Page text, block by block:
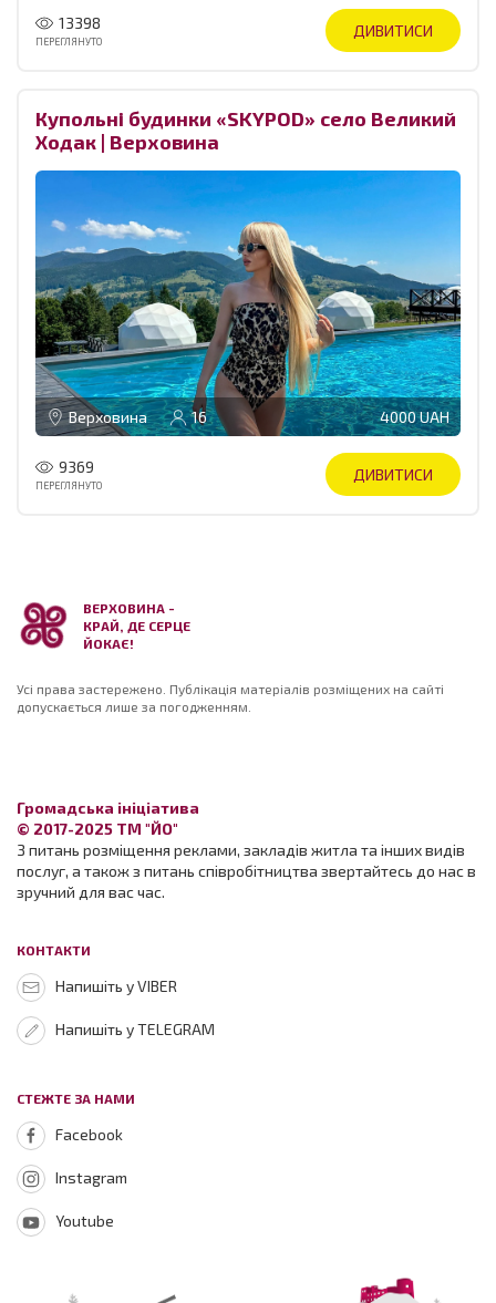
13398
ПЕРЕГЛЯНУТО
ДИВИТИСИ
Купольні будинки «SKYPOD» село Великий
Ходак | Верховина
Верховина 16 4000 UAH
9369
ПЕРЕГЛЯНУТО
ДИВИТИСИ
ВЕРХОВИНА -
КРАЙ, ДЕ СЕРЦЕ
ЙОКАЄ!
Усі права застережено. Публікація матеріалів розміщених на сайті
допускається лише за погодженням.
Громадська ініціатива
© 2017-2025 ТМ "ЙО"
З питань розміщення реклами, закладів житла та інших видів
послуг, а також з питань співробітництва звертайтесь до нас в
зручний для вас час.
КОНТАКТИ
Напишіть у VIBER
Напишіть у TELEGRAM
СТЕЖТЕ ЗА НАМИ
Facebook
Instagram
Youtube